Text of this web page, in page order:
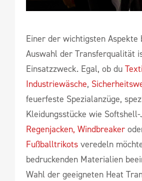
Einer der wichtigsten Aspekte
Auswahl der Transferqualität
Einsatzzweck. Egal, ob du
Industriewäsche,
feuerfeste Spezialanzüge,
Kleidungsstücke wie Softshell-
Regenjacken, Windbreaker
Fußballtrikots veredeln
bedruckenden Materialien
Wahl der geeigneten Heat